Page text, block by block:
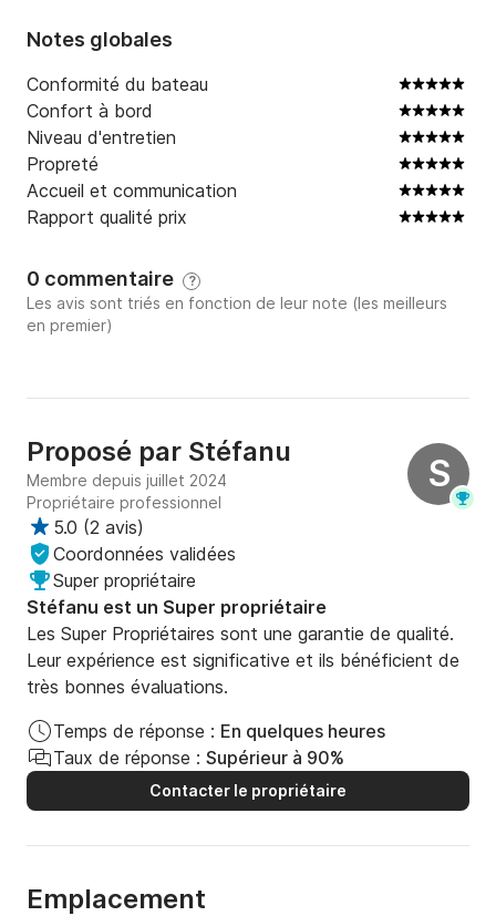
Notes globales
Conformité du bateau
Confort à bord
Niveau d'entretien
Propreté
Accueil et communication
Rapport qualité prix
0 commentaire ?
Les avis sont triés en fonction de leur note (les meilleurs
en premier)
S
Proposé par Stéfanu
Membre depuis juillet 2024
Propriétaire professionnel
5.0 (2 avis)
Coordonnées validées
Super propriétaire
Stéfanu est un Super propriétaire
Les Super Propriétaires sont une garantie de qualité.
Leur expérience est significative et ils bénéficient de
très bonnes évaluations.
Temps de réponse : En quelques heures
Taux de réponse : Supérieur à 90%
Contacter le propriétaire
Emplacement